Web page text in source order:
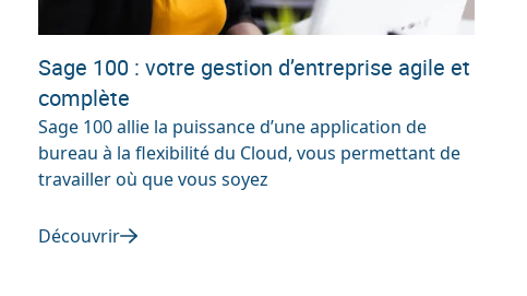
Sage 100 : votre gestion d’entreprise agile et
complète
Sage 100 allie la puissance d’une application de
bureau à la flexibilité du Cloud, vous permettant de
travailler où que vous soyez
Découvrir